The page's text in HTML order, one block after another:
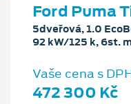
Ford Puma
5dveřová, 1.0
92 kW/125 k, 6st.
Vaše cena s
472 300 Kč